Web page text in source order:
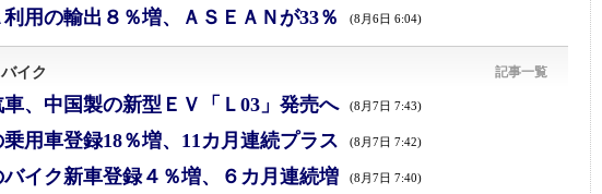
利用の輸出８％増、ＡＳＥＡＮが33％ (8月6日 6:04)
イク 記事一覧
、中国製の新型ＥＶ「Ｌ03」発売へ (8月7日 7:43)
乗用車登録18％増、11カ月連続プラス (8月7日 7:42)
バイク新車登録４％増、６カ月連続増 (8月7日 7:40)